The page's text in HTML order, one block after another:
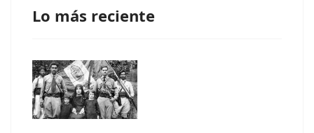
Lo más reciente